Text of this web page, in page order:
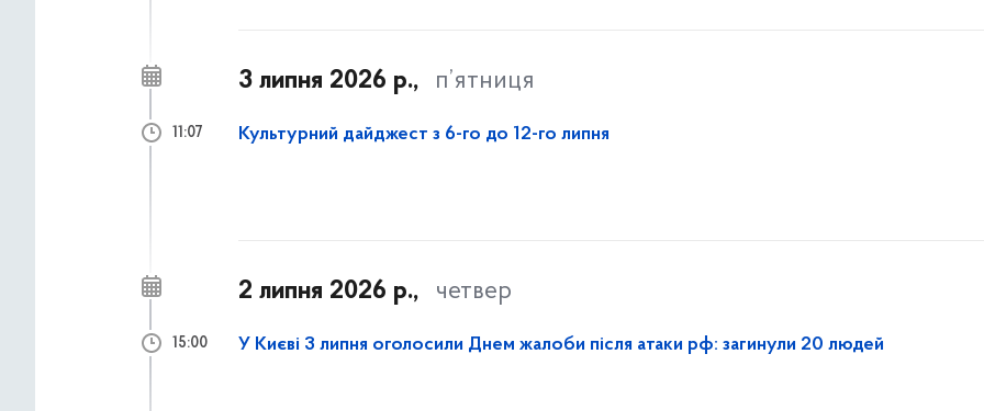
3 липня 2026 р., п’ятниця
Культурний дайджест з 6-го до 12-го липня
11:07
2 липня 2026 р., четвер
У Києві 3 липня оголосили Днем жалоби після атаки рф: загинули 20 людей
15:00